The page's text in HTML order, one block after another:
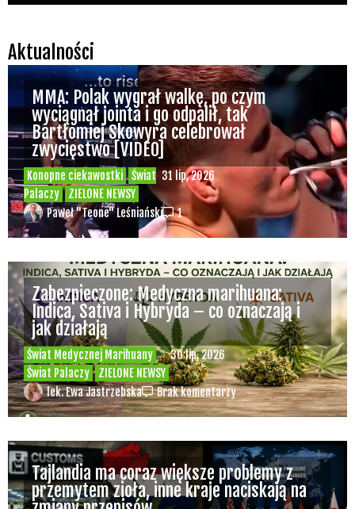
Aktualności
Konopne ciekawostki
Świat
Palaczy
ZIELONE NEWSY
31 lip, 2026
MMA: Polak wygrał walkę, po czym
wyciągnął jointa i go odpalił, tak
Bartłomiej Skowyra celebrował
zwycięstwo [VIDEO]
Paweł "Teone" Leśniański 1
Świat Medycznej Marihuany
Świat Palaczy
ZIELONE NEWSY
30 lip, 2026
Zabezpieczone: Medyczna marihuana:
Indica, Sativa i Hybryda – co oznaczają i
jak działają
lek. Ewa Jastrzebska Brak komentarzy
Tajlandia ma coraz większe problemy z
przemytem zioła, inne kraje naciskają na